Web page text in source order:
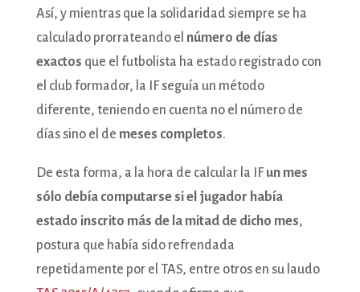
Así, y mientras que la solidaridad siempre se ha
calculado prorrateando el número de días
exactos que el futbolista ha estado registrado con
el club formador, la IF seguía un método
diferente, teniendo en cuenta no el número de
días sino el de meses completos.
De esta forma, a la hora de calcular la IFun mes
sólo debía computarse si el jugador había
estado inscrito más de la mitad de dicho mes,
postura que había sido refrendada
repetidamente por el TAS, entre otros en su laudo